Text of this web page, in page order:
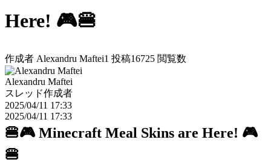
Here! 🎮🍔
作成者 Alexandru Maftei1 投稿16725 閲覧数
Alexandru Maftei
スレッド作成者
2025/04/11 17:33
2025/04/11 17:33
🍔🎮 Minecraft Meal Skins are Here! 🎮
🍔